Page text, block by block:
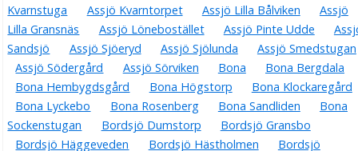
Kvarnstuga
Assjö Kvarntorpet Assjö Lilla Bålviken
Assjö
Lilla Gransnäs
Assjö Lönebostället Assjö Pinte Udde
Sandsjö
Assjö Sjöeryd Assjö Sjölunda
Assjö Smedstugan
Assjö Södergård
Assjö Sörviken Bona
Bona Bergdala
Bona Hembygdsgård
Bona Högstorp
Bona Klockaregård
Bona Lyckebo
Bona Rosenberg Bona Sandliden
Bona
Sockenstugan
Bordsjö Dumstorp
Bordsjö Gransbo
Bordsjö Häggeveden
Bordsjö Hästholmen Bordsjö